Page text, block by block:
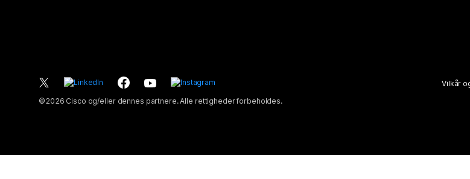
©2026 Cisco og/eller dennes partnere. Alle rettigheder forbeholdes.
Vilkår